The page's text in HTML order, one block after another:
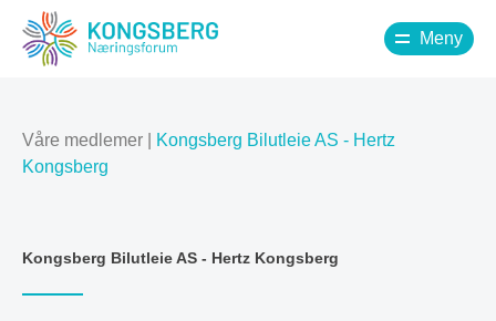
Meny
Våre medlemer
Kongsberg Bilutleie AS - Hertz
Kongsberg
Kongsberg Bilutleie AS - Hertz Kongsberg